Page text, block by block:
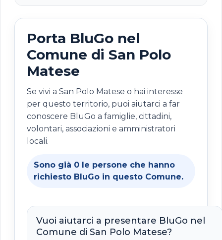
Porta BluGo nel
Comune di San Polo
Matese
Se vivi a San Polo Matese o hai interesse
per questo territorio, puoi aiutarci a far
conoscere BluGo a famiglie, cittadini,
volontari, associazioni e amministratori
locali.
Sono già 0 le persone che hanno
richiesto BluGo in questo Comune.
Vuoi aiutarci a presentare BluGo nel
Comune di San Polo Matese?